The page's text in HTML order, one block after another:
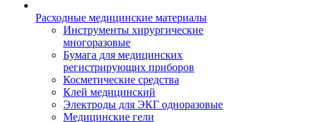
Расходные медицинские материалы
Инструменты хирургические
многоразовые
Бумага для медицинских
регистрирующих приборов
Косметические средства
Клей медицинский
Электроды для ЭКГ одноразовые
Медицинские гели